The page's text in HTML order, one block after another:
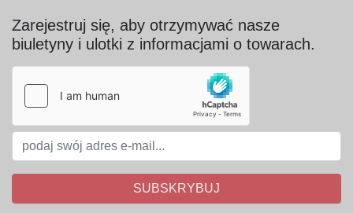
Zarejestruj się, aby otrzymywać nasze
biuletyny i ulotki z informacjami o towarach.
SUBSKRYBUJ